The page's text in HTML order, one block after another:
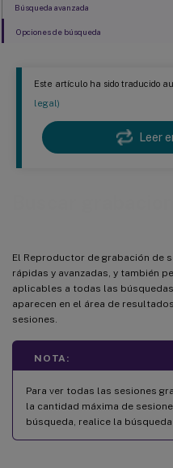
Este artículo ha sido traducido
legal)
Leer
El Reproductor de grabación de
rápidas y avanzadas, y también
aplicables a todas las
aparecen en el área de
sesiones.
NOTA:
Para ver todas las sesiones
la cantidad máxima de
búsqueda, realice la
Búsqueda avanzada
Opciones de búsqueda